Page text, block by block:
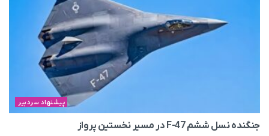
پیشنهاد سردبیر
جنگنده نسل ششم F-47 در مسیر نخستین پرواز